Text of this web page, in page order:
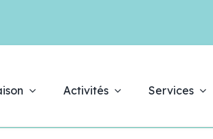
Activités Services